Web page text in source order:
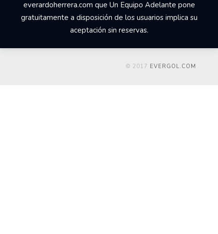
everardoherrera.com que Un Equipo Adelante pone
gratuitamente a disposición de los usuarios implica su
aceptación sin reservas.
© 2017 EVERGOL.COM